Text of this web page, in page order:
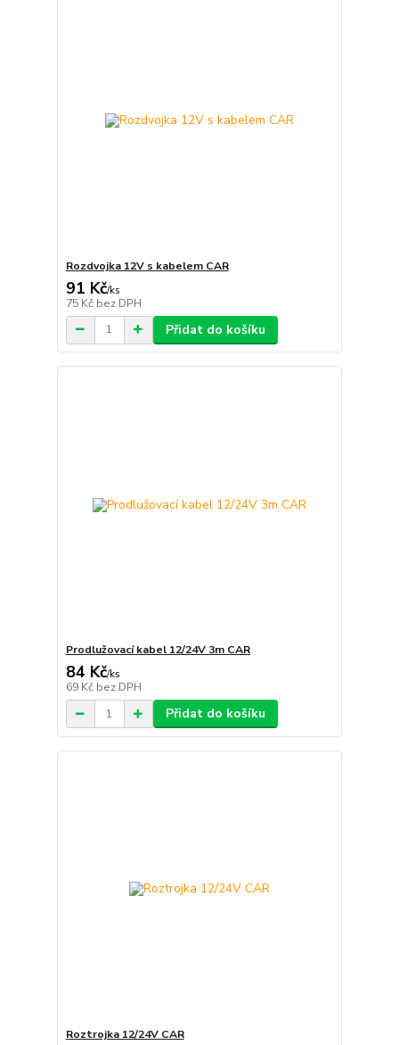
Rozdvojka 12V s kabelem CAR
91 Kč/ks
75 Kč bez DPH
Přidat do košíku
Prodlužovací kabel 12/24V 3m CAR
84 Kč/ks
69 Kč bez DPH
Přidat do košíku
Roztrojka 12/24V CAR